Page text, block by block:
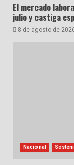
El mercado
julio y castiga
8 de agosto de
Nacional